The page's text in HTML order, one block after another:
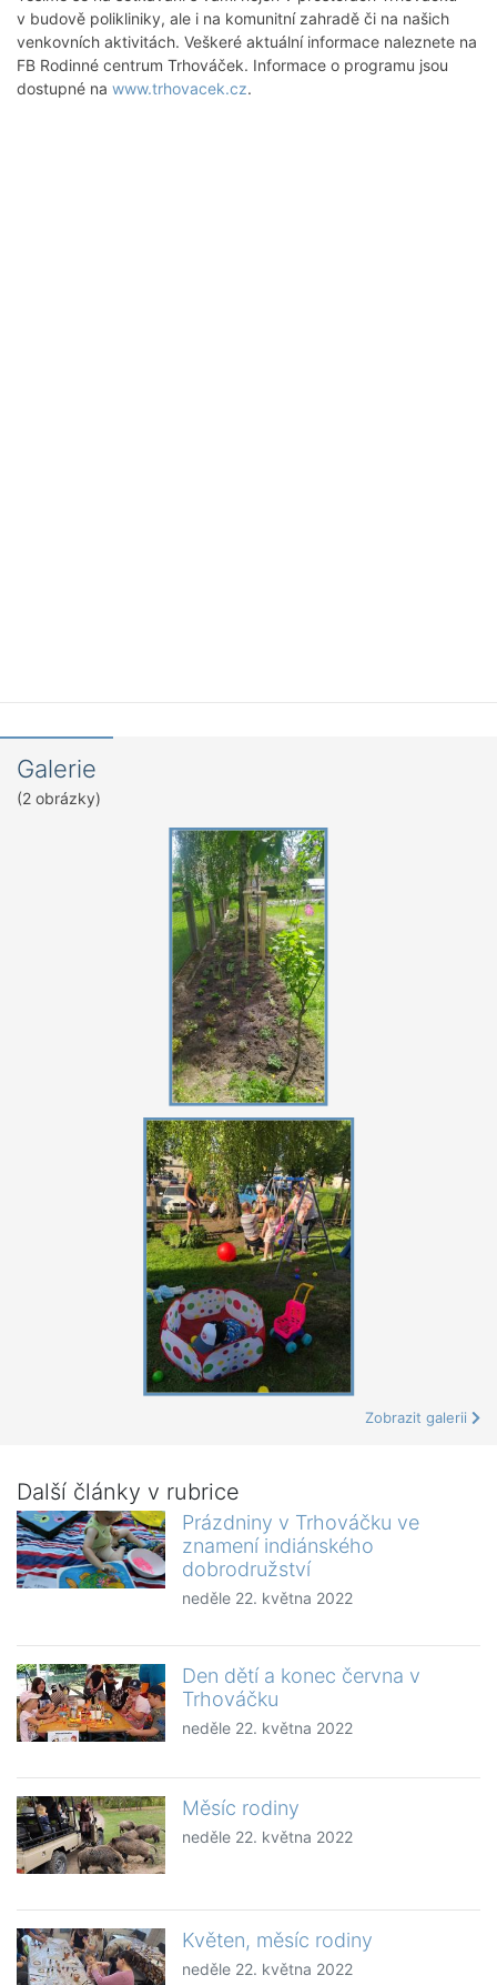
v budově polikliniky, ale i na komunitní zahradě či na našich
venkovních aktivitách. Veškeré aktuální informace naleznete na
FB Rodinné centrum Trhováček. Informace o programu jsou
dostupné na www.trhovacek.cz.
Galerie
(2 obrázky)
Zobrazit galerii
Další články v rubrice
Prázdniny v Trhováčku ve
znamení indiánského
dobrodružství
neděle 22. května 2022
Den dětí a konec června v
Trhováčku
neděle 22. května 2022
Měsíc rodiny
neděle 22. května 2022
Květen, měsíc rodiny
neděle 22. května 2022